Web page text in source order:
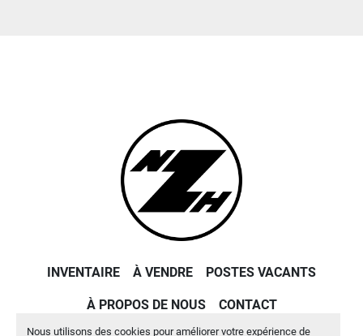
Nous utilisons des cookies pour améliorer votre expérience de
INVENTAIRE À VENDRE POSTES VACANTS
À PROPOS DE NOUS CONTACT